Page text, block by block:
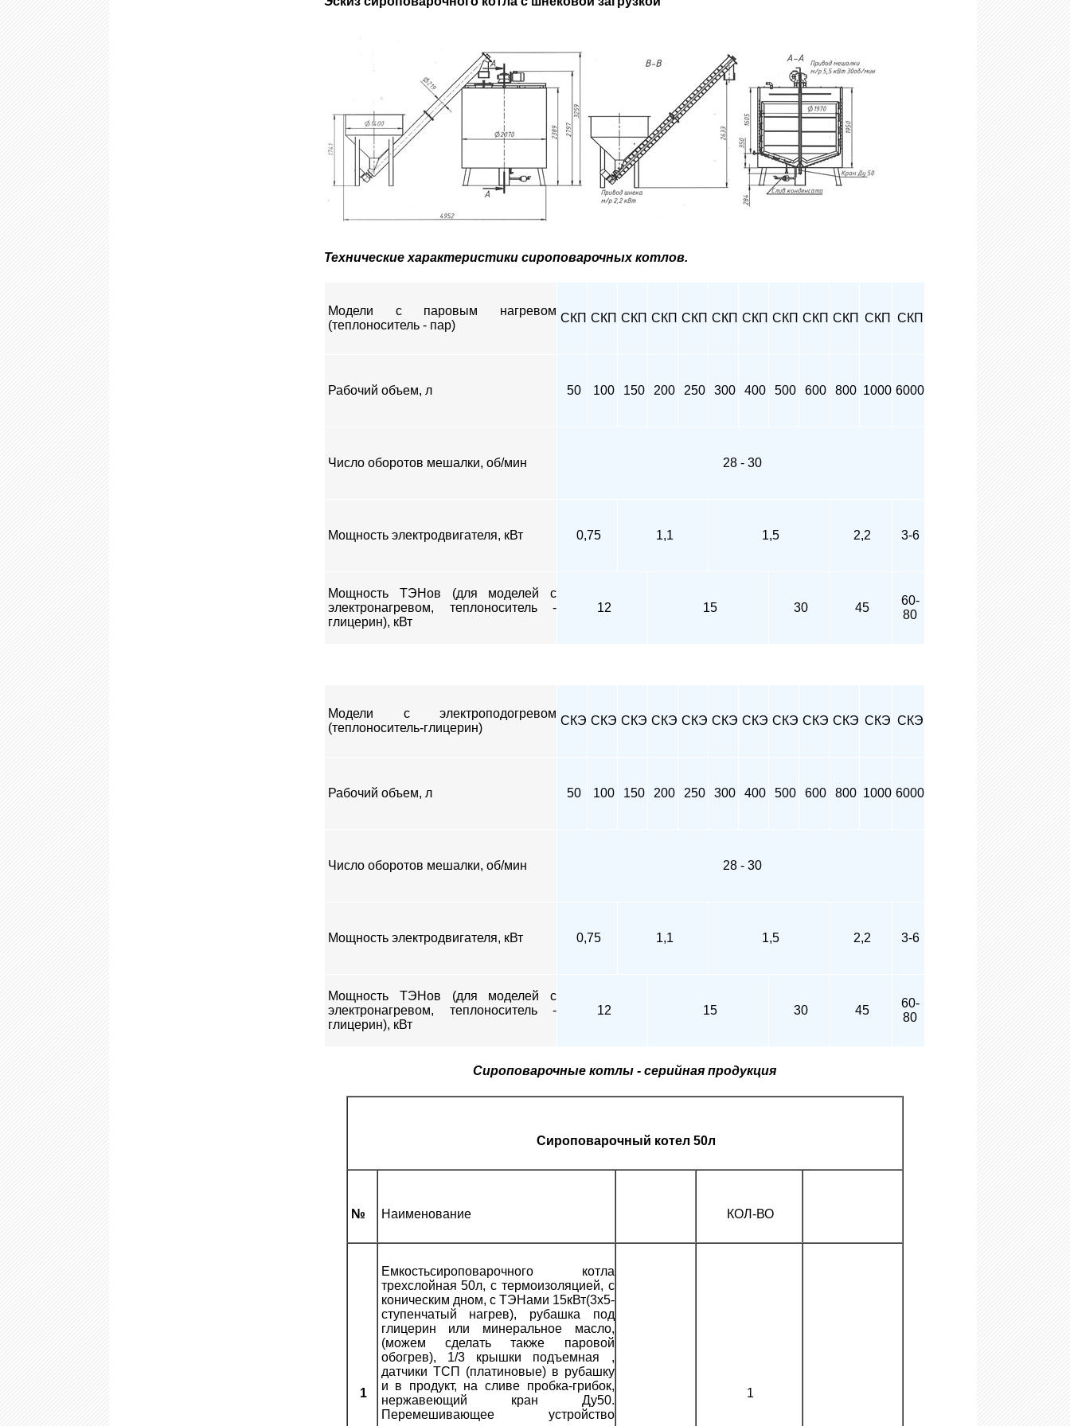
Технические характеристики сироповарочных котлов.
Модели с паровым нагревом
(теплоноситель - пар)
СКП СКП СКП СКП СКП СКП СКП СКП СКП СКП СКП СКП
Рабочий объем, л 50 100 150 200 250 300 400 500 600 800 1000 6000
Число оборотов мешалки, об/мин 28 - 30
Мощность электродвигателя, кВт 0,75 1,1 1,5 2,2 3-6
Мощность ТЭНов (для моделей с
электронагревом, теплоноситель -
глицерин), кВт
12 15 30 45
60-
80
Модели с электроподогревом
(теплоноситель-глицерин)
СКЭ СКЭ СКЭ СКЭ СКЭ СКЭ СКЭ СКЭ СКЭ СКЭ СКЭ СКЭ
Рабочий объем, л 50 100 150 200 250 300 400 500 600 800 1000 6000
Число оборотов мешалки, об/мин 28 - 30
Мощность электродвигателя, кВт 0,75 1,1 1,5 2,2 3-6
Мощность ТЭНов (для моделей с
электронагревом, теплоноситель -
глицерин), кВт
12 15 30 45
60-
80
Сироповарочные котлы - серийная продукция
Сироповарочный котел 50л
№ Наименование КОЛ-ВО
1
Емкостьсироповарочного котла
трехслойная 50л, с термоизоляцией, с
коническим дном, с ТЭНами 15кВт(3х5-
ступенчатый нагрев), рубашка под
глицерин или минеральное масло,
(можем сделать также паровой
обогрев), 1/3 крышки подъемная ,
датчики ТСП (платиновые) в рубашку
и в продукт, на сливе пробка-грибок,
нержавеющий кран Ду50.
Перемешивающее устройство
1